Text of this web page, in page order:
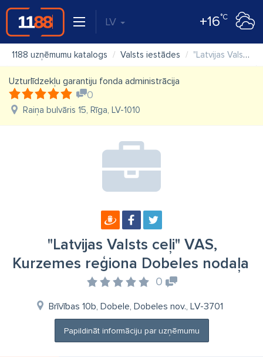
LV +16°C
1188 uzņēmumu katalogs Valsts iestādes "Latvijas Valsts ceļi" VAS, Kurzemes reģiona Dobeles nodaļa
Uzturlīdzekļu garantiju fonda administrācija
0
Raiņa bulvāris 15, Rīga, LV-1010
"Latvijas Valsts ceļi" VAS,
Kurzemes reģiona Dobeles nodaļa
0
Brīvības 10b, Dobele, Dobeles nov., LV-3701
Papildināt informāciju par uzņēmumu